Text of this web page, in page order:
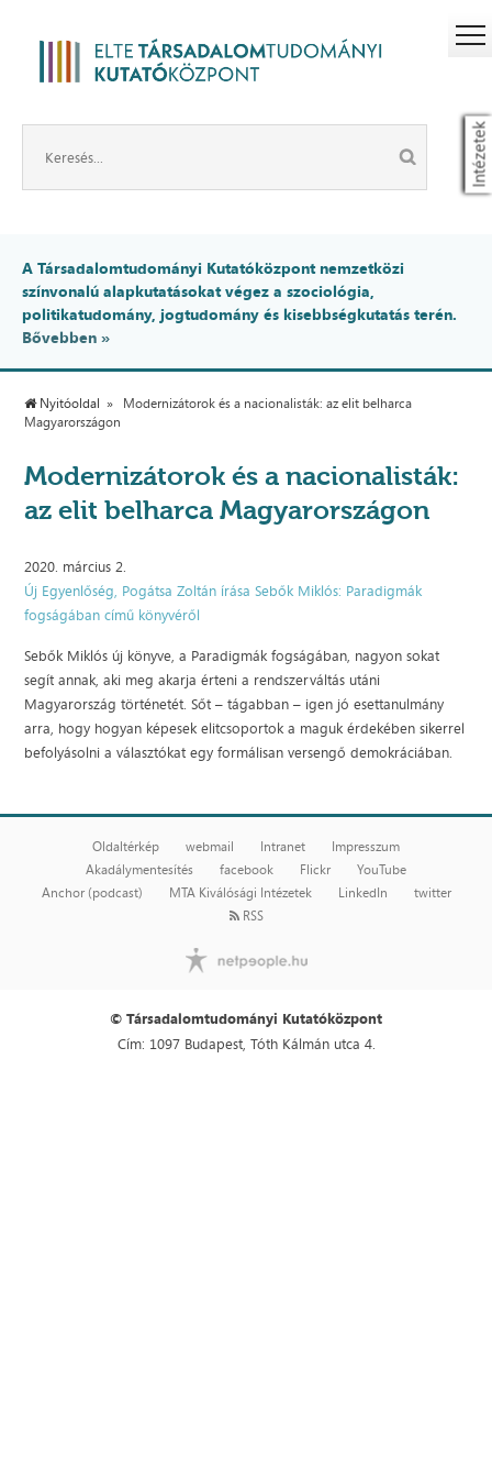
Intézetek
A Társadalomtudományi Kutatóközpont nemzetközi
színvonalú alapkutatásokat végez a szociológia,
politikatudomány, jogtudomány és kisebbségkutatás terén.
Bővebben »
Nyitóoldal
Modernizátorok és a nacionalisták: az elit belharca
Magyarországon
Modernizátorok és a nacionalisták:
az elit belharca Magyarországon
2020. március 2.
Új Egyenlőség, Pogátsa Zoltán írása Sebők Miklós: Paradigmák
fogságában című könyvéről
Sebők Miklós új könyve, a Paradigmák fogságában, nagyon sokat
segít annak, aki meg akarja érteni a rendszerváltás utáni
Magyarország történetét. Sőt – tágabban – igen jó esettanulmány
arra, hogy hogyan képesek elitcsoportok a maguk érdekében sikerrel
befolyásolni a választókat egy formálisan versengő demokráciában.
Oldaltérkép webmail Intranet
Impresszum
Akadálymentesítés
facebook Flickr
YouTube
Anchor (podcast)
MTA Kiválósági Intézetek LinkedIn
twitter
RSS
© Társadalomtudományi Kutatóközpont
Cím: 1097 Budapest, Tóth Kálmán utca 4.